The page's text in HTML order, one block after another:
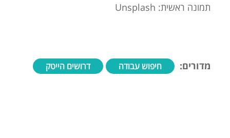
תמונה ראשית: Unsplash
מדורים: חיפוש עבודה דרושים הייטק